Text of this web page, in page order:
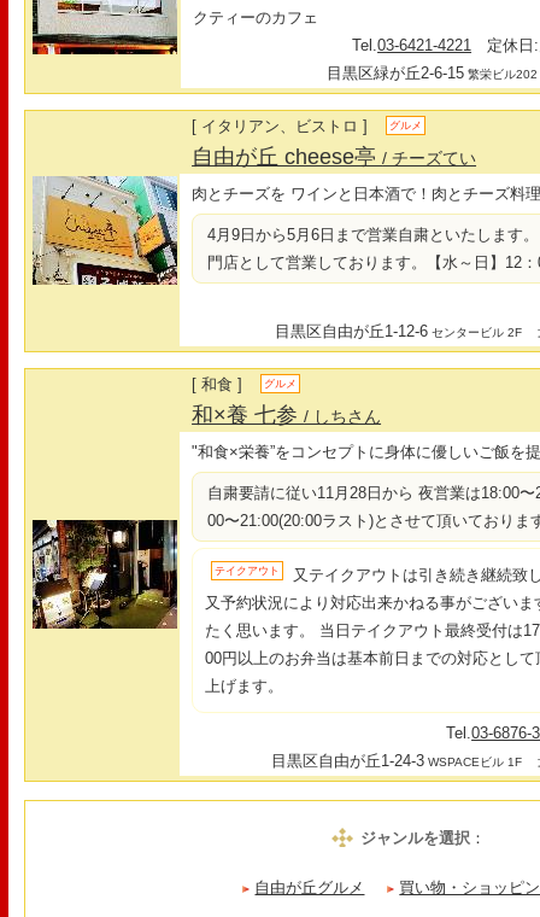
クティーのカフェ
Tel.03-6421-4221 定休日:
目黒区緑が丘2-6-15 繁栄ビル202
[ イタリアン、ビストロ ] グルメ
自由が丘 cheese亭/ チーズてい
肉とチーズを ワインと日本酒で！肉とチーズ料
4月9日から5月6日まで営業自粛といたします
門店として営業しております。【水～日】12
目黒区自由が丘1-12-6 センタービル 2F
[ 和食 ] グルメ
和×養 七参/ しちさん
"和食×栄養”をコンセプトに身体に優しいご飯を
自粛要請に従い11月28日から 夜営業は18:00
00〜21:00(20:00ラスト)とさせて頂いておりま
テイクアウト
又テイクアウトは引き続き継続致
又予約状況により対応出来かねる事がござい
たく思います。 当日テイクアウト最終受付は
00円以上のお弁当は基本前日までの対応とし
上げます。
Tel.03-6876-
目黒区自由が丘1-24-3 WSPACEビル 1F
ジャンルを選択：
自由が丘グルメ 買い物・ショッピ